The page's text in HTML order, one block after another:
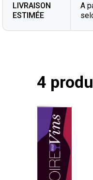
LIVRAISON
ESTIMÉE
A
4